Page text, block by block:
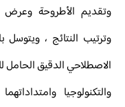
وتقديم الأطروحة وعرض
وترتيب النتائج ، ويتوسل
الاصطلاحي الدقيق الحامل
والتكنولوجيا